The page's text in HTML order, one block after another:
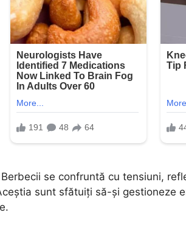
se confruntă cu tensiuni,
sunt sfătuiți să-și gestioneze